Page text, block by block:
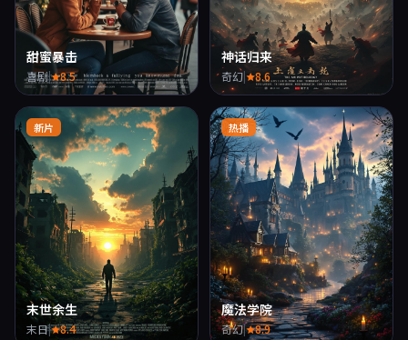
甜蜜暴击
喜剧| 8.5
神话归来
奇幻| 8.6
新片
末世余生
末日| 8.4
热播
魔法学院
奇幻| 8.9